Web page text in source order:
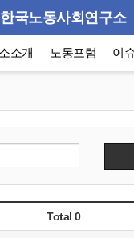
한국노동사회연구소
소개 노동포럼 이
Total 0